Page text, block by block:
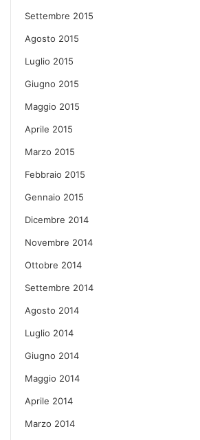
Settembre 2015
Agosto 2015
Luglio 2015
Giugno 2015
Maggio 2015
Aprile 2015
Marzo 2015
Febbraio 2015
Gennaio 2015
Dicembre 2014
Novembre 2014
Ottobre 2014
Settembre 2014
Agosto 2014
Luglio 2014
Giugno 2014
Maggio 2014
Aprile 2014
Marzo 2014